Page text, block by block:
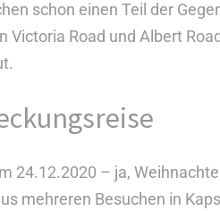
schon einen Teil der
Victoria Road und Albert
24.12.2020 – ja,
mehreren Besuchen in